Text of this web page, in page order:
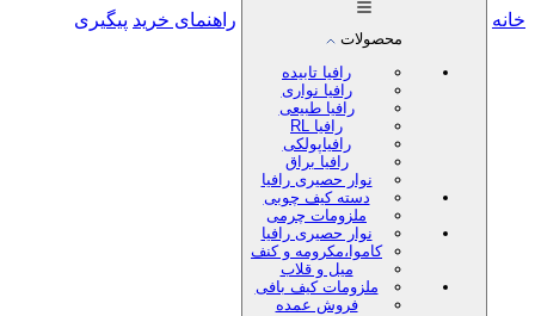
خانه
محصولات
رافیا تابیده
رافیا نواری
رافیا طبیعی
رافیا RL
رافیاپولکی
رافیا براق
نوار حصیری رافیا
دسته کیف چوبی
ملزومات چرمی
نوار حصیری رافیا
کاموا،مکرومه و کنف
میل و قلاب
ملزومات کیف بافی
فروش عمده
راهنمای خرید پیگیری